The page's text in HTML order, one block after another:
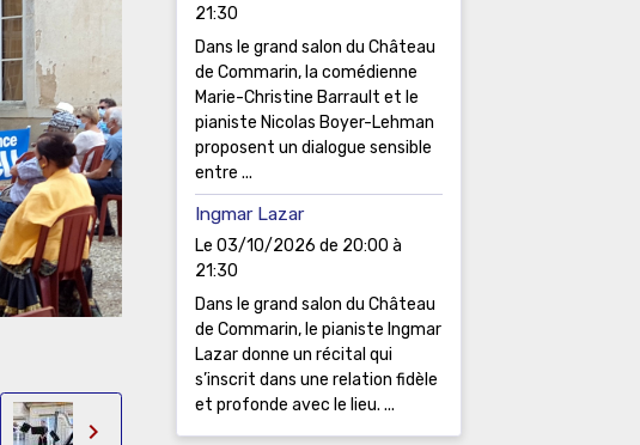
21:30
Dans le grand salon du Château
de Commarin, la comédienne
Marie-Christine Barrault et le
pianiste Nicolas Boyer-Lehman
proposent un dialogue sensible
entre ...
Ingmar Lazar
Le 03/10/2026 de 20:00 à
21:30
Dans le grand salon du Château
de Commarin, le pianiste Ingmar
Lazar donne un récital qui
s’inscrit dans une relation fidèle
et profonde avec le lieu. ...